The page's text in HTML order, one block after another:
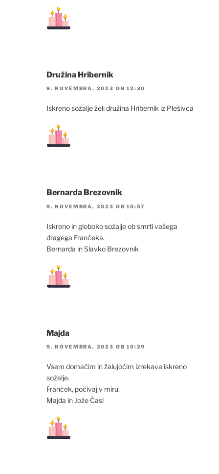
Družina Hribernik
9. NOVEMBRA, 2023 OB 12:30
Iskreno sožalje želi družina Hribernik iz Plešivca
Bernarda Brezovnik
9. NOVEMBRA, 2023 OB 10:57
Iskreno in globoko sožalje ob smrti vašega
dragega Frančeka.
Bernarda in Slavko Brezovnik
Majda
9. NOVEMBRA, 2023 OB 10:29
Vsem domačim in žalujočim izrekava iskreno
sožalje.
Franček, počivaj v miru.
Majda in Jože Časl